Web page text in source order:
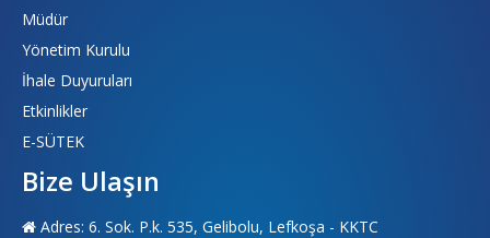
Müdür
Yönetim Kurulu
İhale Duyuruları
Etkinlikler
E-SÜTEK
Bize Ulaşın
Adres: 6. Sok. P.k. 535, Gelibolu, Lefkoşa - KKTC